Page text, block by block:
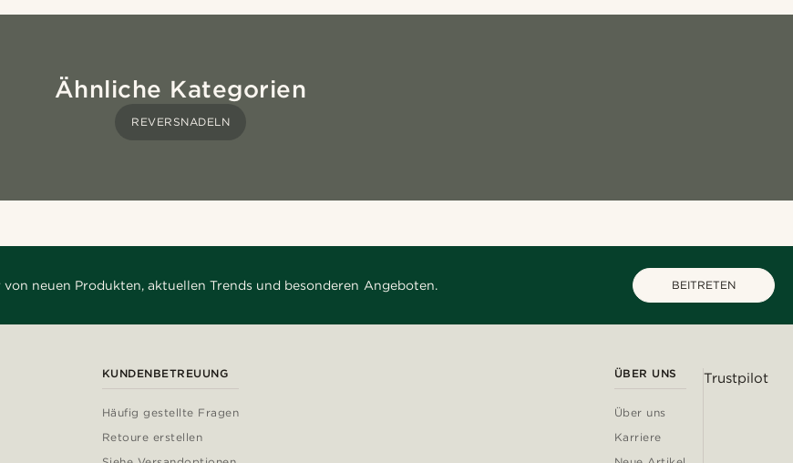
Ähnliche Kategorien
REVERSNADELN
von neuen Produkten, aktuellen Trends und besonderen Angeboten. BEITRETEN
KUNDENBETREUUNG
Häufig gestellte Fragen
Retoure erstellen
ÜBER UNS
Über uns
Karriere
Trustpilot